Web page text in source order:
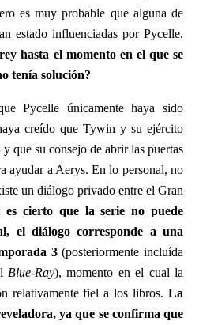
es muy probable que alguna de
estado influenciadas por Pycelle.
hasta el momento en el que se
tenía solución?
Pycelle únicamente haya sido
creído que Tywin y su ejército
que su consejo de abrir las puertas
ayudar a Aerys. En lo personal, no
un diálogo privado entre el Gran
es cierto que la serie no puede
el diálogo corresponde a una
3(posteriormente incluída
Blue-Ray), momento en el cual la
relativamente fiel a los libros. La
ya que se confirma que